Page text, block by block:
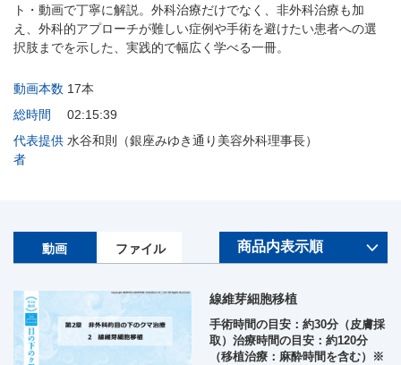
ト・動画で丁寧に解説。外科治療だけでなく、非外科治療も加
え、外科的アプローチが難しい症例や手術を避けたい患者への選
択肢までを示した、実践的で幅広く学べる一冊。
動画本数 17本
総時間
02:15:39
代表提供
者
水谷和則（銀座みゆき通り美容外科理事長）
動画 ファイル
線維芽細胞移植
手術時間の目安：約30分（皮膚採
取）治療時間の目安：約120分
（移植治療：麻酔時間を含む）※